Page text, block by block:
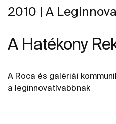
2010 | A
A Hatékony
A Roca és galériái
a leginnovatívabbnak